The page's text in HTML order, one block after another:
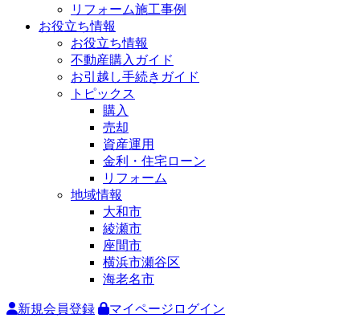
リフォーム施工事例
お役立ち情報
お役立ち情報
不動産購入ガイド
お引越し手続きガイド
トピックス
購入
売却
資産運用
金利・住宅ローン
リフォーム
地域情報
大和市
綾瀬市
座間市
横浜市瀬谷区
海老名市
新規会員登録
マイページログイン